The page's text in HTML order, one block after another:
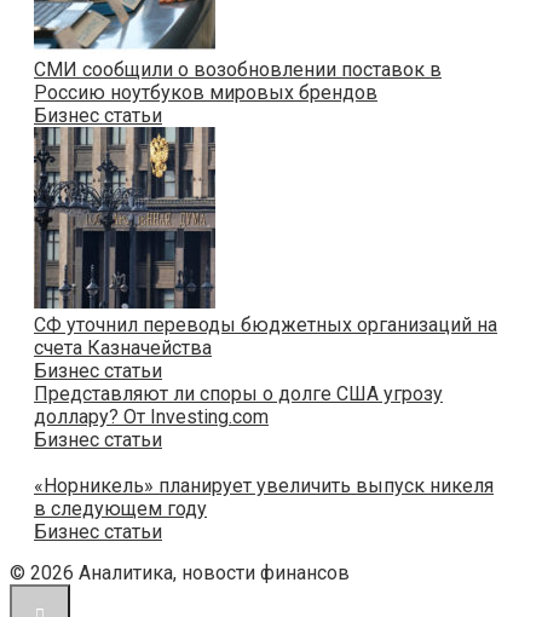
СМИ сообщили о возобновлении поставок в
Россию ноутбуков мировых брендов
Бизнес статьи
СФ уточнил переводы бюджетных организаций на
счета Казначейства
Бизнес статьи
Представляют ли споры о долге США угрозу
доллару? От Investing.com
Бизнес статьи
«Норникель» планирует увеличить выпуск никеля
в следующем году
Бизнес статьи
© 2026 Аналитика, новости финансов